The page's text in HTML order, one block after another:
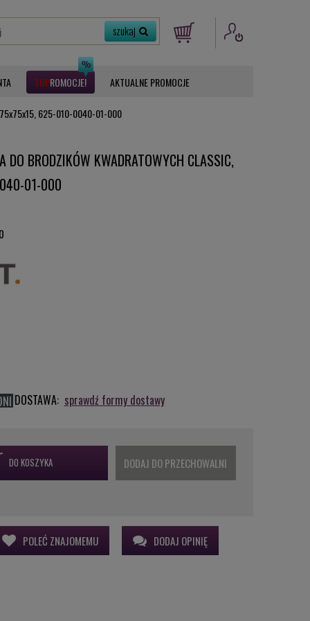
ROMOCJE AKTUALNE PROMOCJE
625-010-0040-01-000
DO BRODZIKÓW KWADRATOWYCH CLASSIC,
01-000
DOSTAWA: sprawdź formy dostawy
DO KOSZYKA DODAJ DO PRZECHOWALNI
POLEĆ ZNAJOMEMU DODAJ OPINIĘ